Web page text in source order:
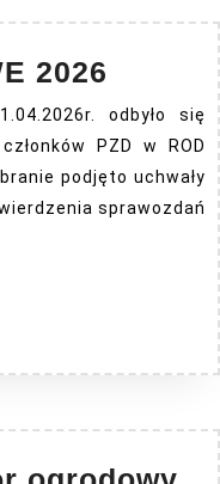
2026
2026
odbyło się
PZD w ROD
podjęto uchwały
sprawozdań